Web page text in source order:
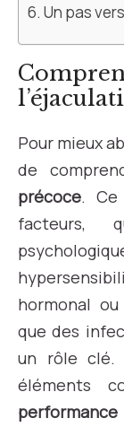
Un pas
Pour mieux
de
précoce.
facteurs,
hormonal
que des
un rôle clé.
éléments
performance